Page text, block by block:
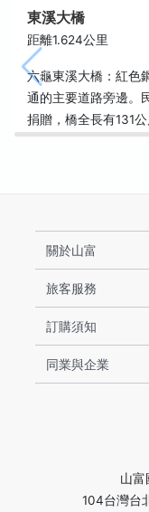
東溪大橋
距離1.624公里
六龜東溪大橋：紅色
通的主要道路旁邊。
捐贈，橋全長有131
山富
104台灣台
關於山富
旅客服務
訂購須知
同業與企業